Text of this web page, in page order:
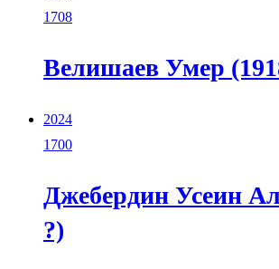
1708
Велишаев Умер
2024
1700
Джебердин Усеин
?)